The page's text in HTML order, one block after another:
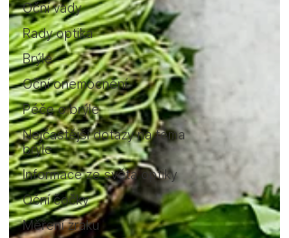
Oční vady
Rady optika
Brýle
Oční onemocnění
Péče o brýle
Nejčastější dotazy na téma
brýle
Informace ze světa optiky
Oční čočky
Měření zraku